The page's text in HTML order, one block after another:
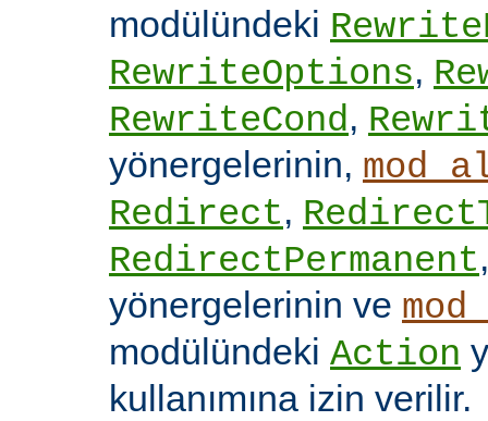
modülündeki
RewriteOptions,
RewriteCond,
yönergelerinin,
Redirect,
RedirectPermanent
yönergelerinin ve
modülündeki Action
kullanımına izin verilir.